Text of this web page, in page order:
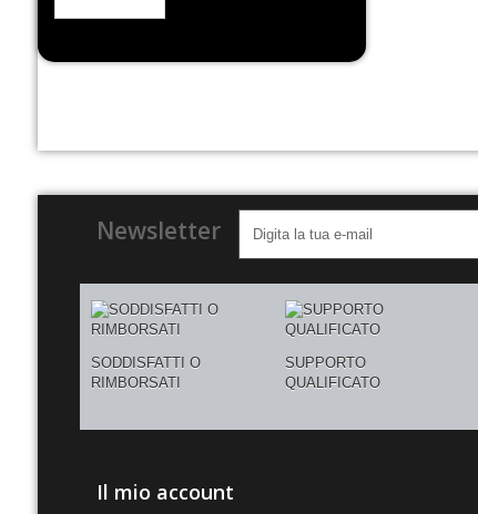
Newsletter
SODDISFATTI O
RIMBORSATI
SUPPORTO
QUALIFICATO
Il mio account